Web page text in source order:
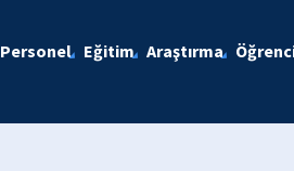
Personel Eğitim Araştırma